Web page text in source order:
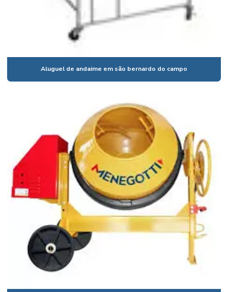
Aluguel de betoneira jundiaí
Aluguel de betoneira mensal
Aluguel de betoneira em são bernardo do campo
Aluguel de betoneira são paulo sp
Aluguel de betoneira em suzano
Aluguel de betoneira valor
Aluguel de bombas submersíveis
Aluguel de compactador de solo
Aluguel compactador de solo cotia
Aluguel de compactador de solo manual
Aluguel de compactador de solo preço
Aluguel de compressor para pintura
Aluguel de andaime em são bernardo do campo